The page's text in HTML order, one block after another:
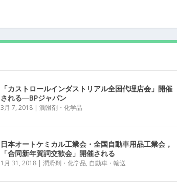
「カストロールインダストリアル全国代理店会」開催
される―BPジャパン
3月 7, 2018| 潤滑剤・化学品
日本オートケミカル工業会・全国自動車用品工業会，
「合同新年賀詞交歓会」開催される
1月 31, 2018| 潤滑剤・化学品, 自動車・輸送